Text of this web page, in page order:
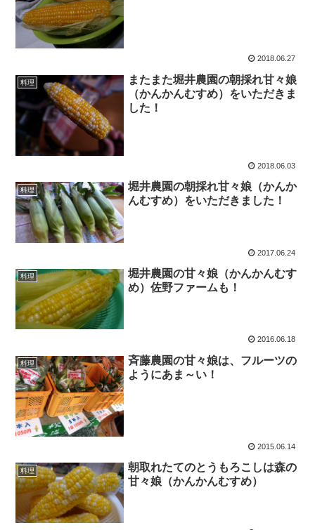
2018.06.27
料理
またまた堀井農園の朝採れ甘々娘
（かんかんむすめ）をいただきま
した！
2018.06.03
料理
堀井農園の朝採れ甘々娘（かんか
んむすめ）をいただきました！
2017.06.24
料理
堀井農園の甘々娘（かんかんむす
め）佐野ファームも！
2016.06.18
料理
斉藤農園の甘々娘は、フルーツの
ようにあま～い！
2015.06.14
料理
朝取れたてのとうもろこしは森の
甘々娘（かんかんむすめ）